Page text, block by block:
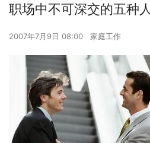
职场中不可深交的五种人
2007年7月9日 08:00 家庭工作